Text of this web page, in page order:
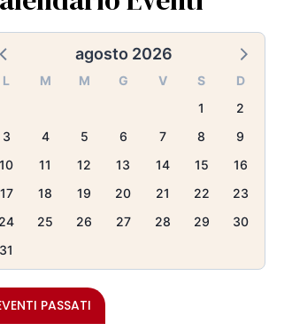
agosto 2026
L M M G V S
D
1
2
3
4 5 6 7 8
9
10
11 12 13 14 15
16
17
18 19 20 21 22
23
24
25 26 27 28 29
30
31
PASSATI